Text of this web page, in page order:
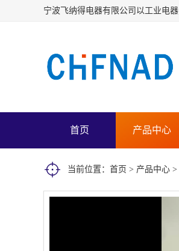
首页 产品中心
当前位置： 首页 > 产品中心 >